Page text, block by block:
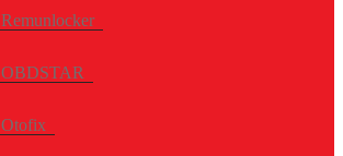
Remunlocker
OBDSTAR
Otofix